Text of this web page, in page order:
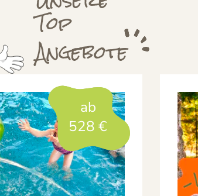
Top
Angebote
ab
528 €